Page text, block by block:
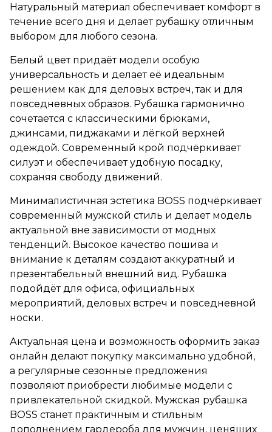
Натуральный материал обеспечивает комфорт в
течение всего дня и делает рубашку отличным
выбором для любого сезона.
Белый цвет придаёт модели особую
универсальность и делает её идеальным
решением как для деловых встреч, так и для
повседневных образов. Рубашка гармонично
сочетается с классическими брюками,
джинсами, пиджаками и лёгкой верхней
одеждой. Современный крой подчёркивает
силуэт и обеспечивает удобную посадку,
сохраняя свободу движений.
Минималистичная эстетика BOSS подчёркивает
современный мужской стиль и делает модель
актуальной вне зависимости от модных
тенденций. Высокое качество пошива и
внимание к деталям создают аккуратный и
презентабельный внешний вид. Рубашка
подойдёт для офиса, официальных
мероприятий, деловых встреч и повседневной
носки.
Актуальная цена и возможность оформить заказ
онлайн делают покупку максимально удобной,
а регулярные сезонные предложения
позволяют приобрести любимые модели с
привлекательной скидкой. Мужская рубашка
BOSS станет практичным и стильным
дополнением гардероба для мужчин, ценящих